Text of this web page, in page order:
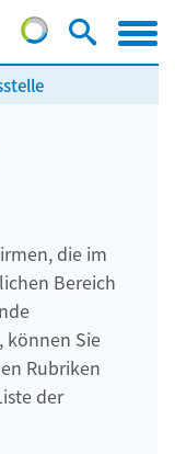
die im
Bereich
können Sie
Rubriken
der